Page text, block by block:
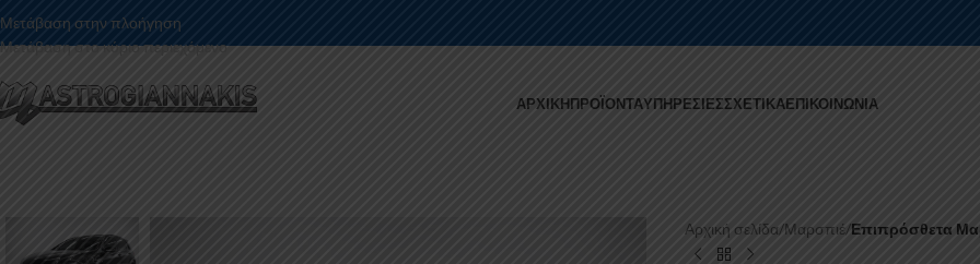
Μετάβαση στην πλοήγηση
Μετάβαση στο κύριο περιεχόμενο
ΑΡΧΙΚΉΠΡΟΪΌΝΤΑΥΠΗΡΕΣΊΕΣΣΧΕΤΙΚΆΕΠΙΚΟΙΝΩΝΊΑ
Αρχική σελίδα/Μαρσπιέ/Επιπρόσθετα